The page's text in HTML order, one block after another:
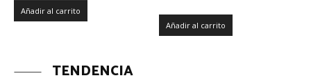
Añadir al carrito
Añadir al carrito
TENDENCIA